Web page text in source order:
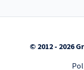
© 2012 - 2026